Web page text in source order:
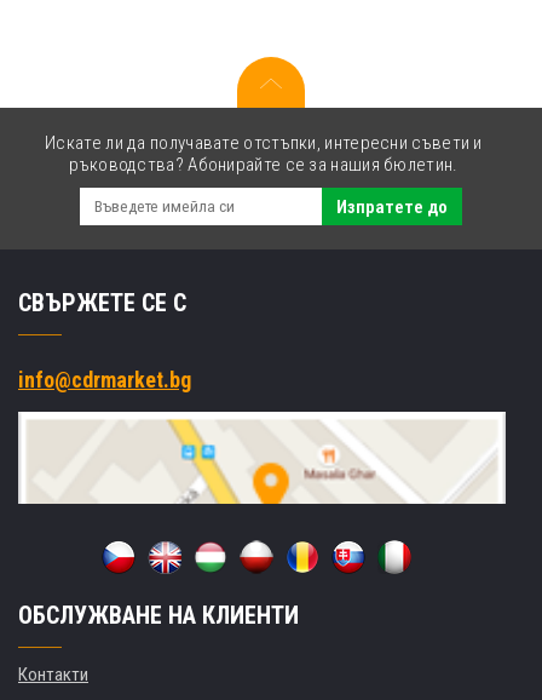
Искате ли да получавате отстъпки, интересни съвети и
ръководства? Абонирайте се за нашия бюлетин.
Изпратете до
СВЪРЖЕТЕ СЕ С
info@cdrmarket.bg
ОБСЛУЖВАНЕ НА КЛИЕНТИ
Контакти